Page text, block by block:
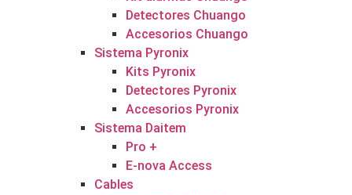
Detectores Chuango
Accesorios Chuango
Sistema Pyronix
Kits Pyronix
Detectores Pyronix
Accesorios Pyronix
Sistema Daitem
Pro +
E-nova Access
Cables